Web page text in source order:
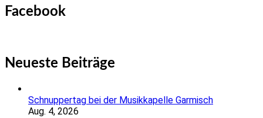
Facebook
Neueste Beiträge
Schnuppertag bei der Musikkapelle Garmisch
Aug. 4, 2026